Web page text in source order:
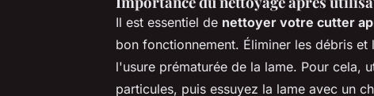
Il est essentiel de nettoyer votre cutter
bon fonctionnement. Éliminer les débris
l'usure prématurée de la lame. Pour cela,
particules, puis essuyez la lame avec un